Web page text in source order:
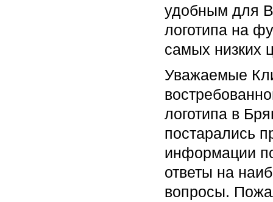
удобным для
логотипа на
самых низких
Уважаемые
логотипа в
постарались
информации
ответы на
вопросы.